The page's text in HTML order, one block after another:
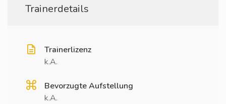
Trainerdetails
Trainerlizenz
k.A.
Bevorzugte Aufstellung
k.A.